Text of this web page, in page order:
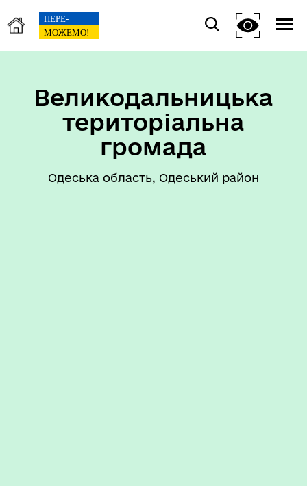
Великодальницька
територіальна
громада
Одеська область, Одеський район